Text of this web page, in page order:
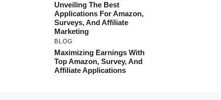
Unveiling The Best
Applications For Amazon,
Surveys, And Affiliate
Marketing
BLOG
Maximizing Earnings With
Top Amazon, Survey, And
Affiliate Applications